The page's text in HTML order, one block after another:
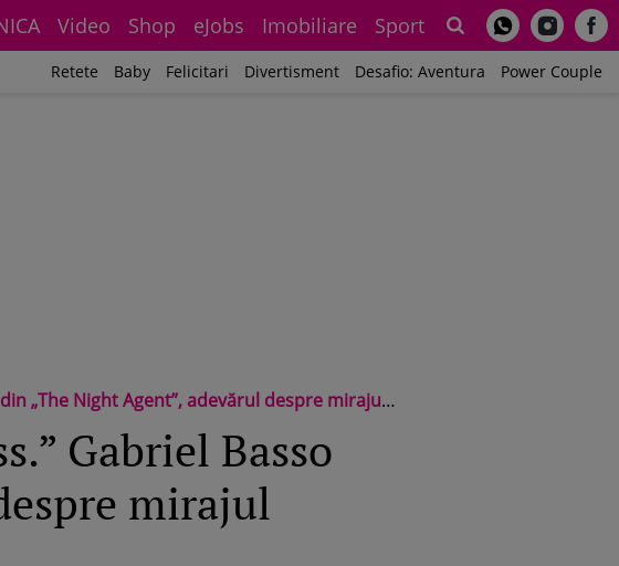
Video Shop eJobs Imobiliare Sport
Retete Baby Felicitari Divertisment Desafio: Aventura Power Couple
Agent”, adevărul despre mirajul celebrității / Exclusiv
Gabriel Basso
mirajul